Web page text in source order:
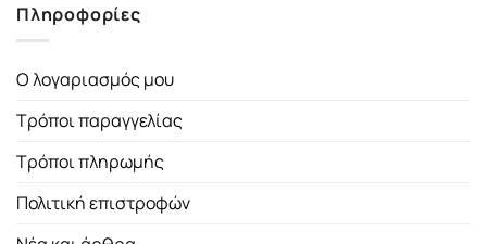
Πληροφορίες
Ο λογαριασμός μου
Τρόποι παραγγελίας
Τρόποι πληρωμής
Πολιτική επιστροφών